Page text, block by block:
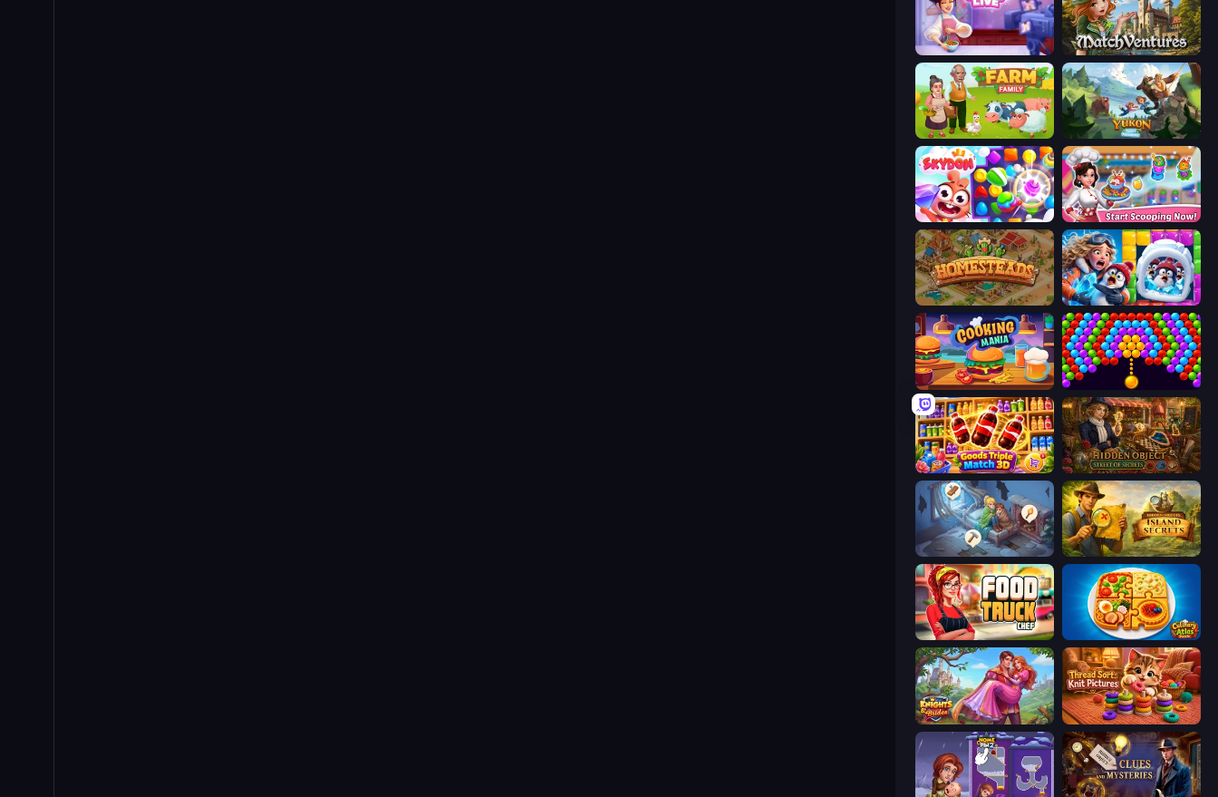
Cooking Live MatchVentures
Farm Family Yukon: Family Adventure
Skydom Ice Cream Fever: Cooking Game
Homesteads: Dream Farm Captain Blast
Cooking Mania Bubble Story
Goods Triple Match 3D Hidden Object: Street Of Secrets
Merge Haven Hidden Objects: Island Secrets
Food Truck Chef™: A Fun Cooking Game Culinary Atlas
Knights & Brides Thread Sort: Knit Pictures